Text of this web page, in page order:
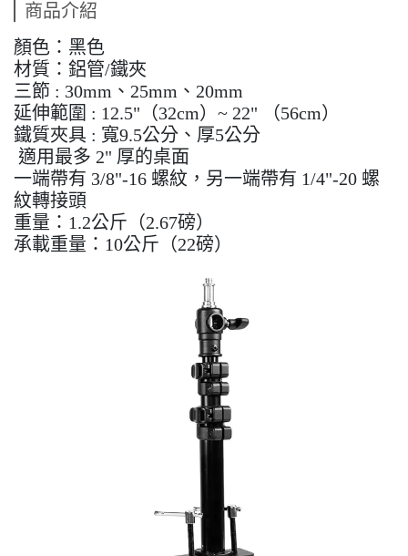
商品介紹
顏色：黑色
材質：鋁管/鐵夾
三節 : 30mm、25mm、20mm
延伸範圍 : 12.5"（32cm）~ 22" （56cm）
鐵質夾具 : 寬9.5公分、厚5公分
適用最多 2" 厚的桌面
一端帶有 3/8"-16 螺紋，另一端帶有 1/4"-20 螺
紋轉接頭
重量：1.2公斤（2.67磅）
承載重量：10公斤（22磅）